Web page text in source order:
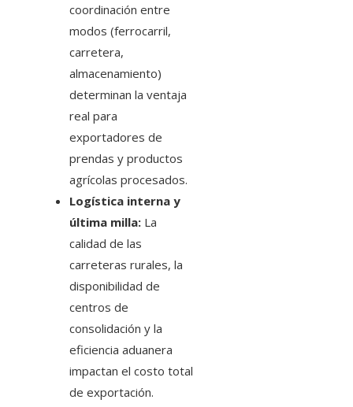
coordinación entre
modos (ferrocarril,
carretera,
almacenamiento)
determinan la ventaja
real para
exportadores de
prendas y productos
agrícolas procesados.
Logística interna y
última milla: La
calidad de las
carreteras rurales, la
disponibilidad de
centros de
consolidación y la
eficiencia aduanera
impactan el costo total
de exportación.